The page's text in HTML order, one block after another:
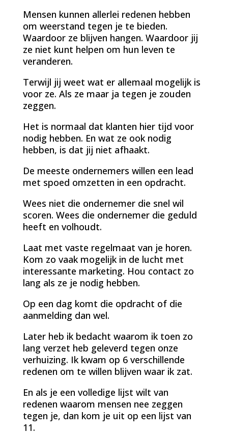
Mensen kunnen allerlei redenen hebben
om weerstand tegen je te bieden.
Waardoor ze blijven hangen. Waardoor jij
ze niet kunt helpen om hun leven te
veranderen.
Terwijl jij weet wat er allemaal mogelijk is
voor ze. Als ze maar ja tegen je zouden
zeggen.
Het is normaal dat klanten hier tijd voor
nodig hebben. En wat ze ook nodig
hebben, is dat jij niet afhaakt.
De meeste ondernemers willen een lead
met spoed omzetten in een opdracht.
Wees niet die ondernemer die snel wil
scoren. Wees die ondernemer die geduld
heeft en volhoudt.
Laat met vaste regelmaat van je horen.
Kom zo vaak mogelijk in de lucht met
interessante marketing. Hou contact zo
lang als ze je nodig hebben.
Op een dag komt die opdracht of die
aanmelding dan wel.
Later heb ik bedacht waarom ik toen zo
lang verzet heb geleverd tegen onze
verhuizing. Ik kwam op 6 verschillende
redenen om te willen blijven waar ik zat.
En als je een volledige lijst wilt van
redenen waarom mensen nee zeggen
tegen je, dan kom je uit op een lijst van
11.